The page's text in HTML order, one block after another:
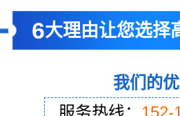
6大理由让您选择
我们的
服务热线： 152-